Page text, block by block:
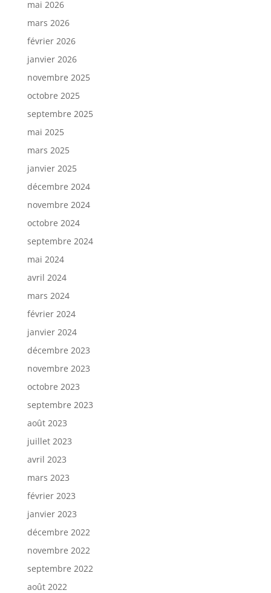
mai 2026
mars 2026
février 2026
janvier 2026
novembre 2025
octobre 2025
septembre 2025
mai 2025
mars 2025
janvier 2025
décembre 2024
novembre 2024
octobre 2024
septembre 2024
mai 2024
avril 2024
mars 2024
février 2024
janvier 2024
décembre 2023
novembre 2023
octobre 2023
septembre 2023
août 2023
juillet 2023
avril 2023
mars 2023
février 2023
janvier 2023
décembre 2022
novembre 2022
septembre 2022
août 2022